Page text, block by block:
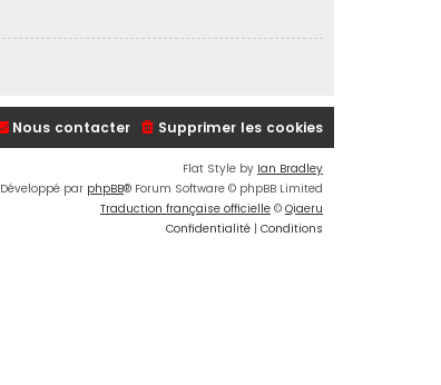
Supprimer les cookies
Nous contacter
Flat Style by Ian Bradley
Développé par phpBB® Forum Software © phpBB Limited
Traduction française officielle © Qiaeru
Confidentialité | Conditions